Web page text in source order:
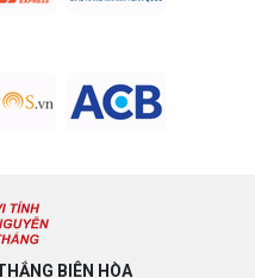
BIÊN HÒA​